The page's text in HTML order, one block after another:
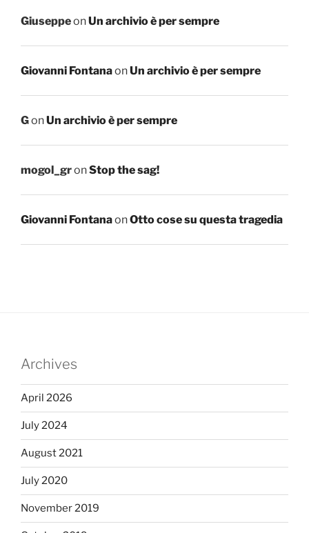
GiuseppeonUn archivio è per sempre
Giovanni FontanaonUn archivio è per sempre
GonUn archivio è per sempre
mogol_gronStop the sag!
Giovanni FontanaonOtto cose su questa tragedia
Archives
April 2026
July 2024
August 2021
July 2020
November 2019